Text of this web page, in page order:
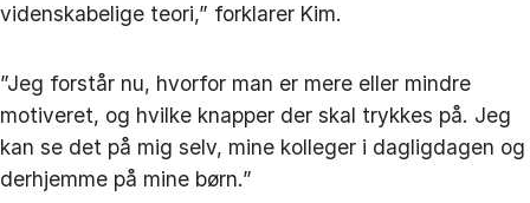
videnskabelige teori,” forklarer Kim.
”Jeg forstår nu, hvorfor man er mere eller mindre
motiveret, og hvilke knapper der skal trykkes på. Jeg
kan se det på mig selv, mine kolleger i dagligdagen og
derhjemme på mine børn.”